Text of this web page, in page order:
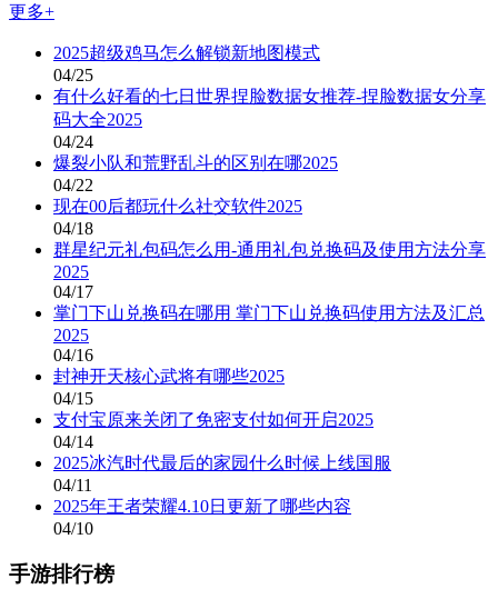
更多+
2025超级鸡马怎么解锁新地图模式
04/25
有什么好看的七日世界捏脸数据女推荐-捏脸数据女分享
码大全2025
04/24
爆裂小队和荒野乱斗的区别在哪2025
04/22
现在00后都玩什么社交软件2025
04/18
群星纪元礼包码怎么用-通用礼包兑换码及使用方法分享
2025
04/17
掌门下山兑换码在哪用 掌门下山兑换码使用方法及汇总
2025
04/16
封神开天核心武将有哪些2025
04/15
支付宝原来关闭了免密支付如何开启2025
04/14
2025冰汽时代最后的家园什么时候上线国服
04/11
2025年王者荣耀4.10日更新了哪些内容
04/10
手游排行榜